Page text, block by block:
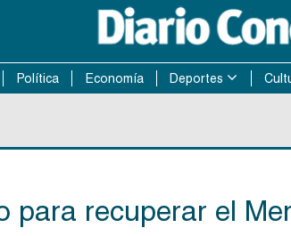
Política Economía Deportes
para recuperar el